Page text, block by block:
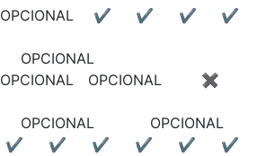
OPCIONAL ✔ ✔ ✔ ✔
OPCIONAL
OPCIONAL OPCIONAL ✖
OPCIONAL
OPCIONAL
✔ ✔ ✔ ✔ ✔
✔